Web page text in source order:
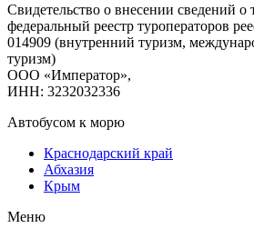
Свидетельство о внесении сведений о
федеральный реестр туроператоров
014909 (внутренний туризм,
туризм)
ООО «Император»,
ИНН: 3232032336
Автобусом к морю
Краснодарский край
Абхазия
Крым
Меню